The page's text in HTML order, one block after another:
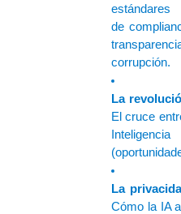
estándares
de
corrupción.
La
El cruce
La
Cómo la IA